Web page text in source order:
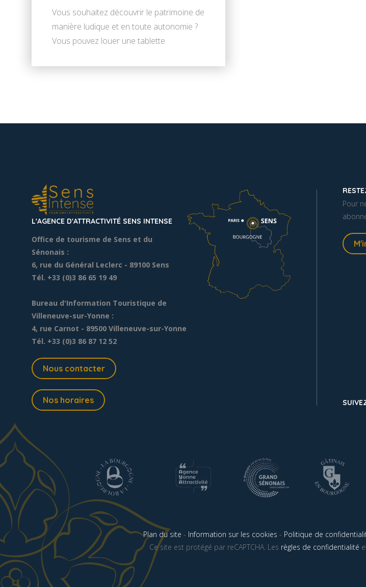
Vous souhaitez découvrir le patrimoine de
manière ludique et en toute autonomie ?
Vous pouvez louer une tablette
Villeneuve-sur-Yonne grâce à nos 7
enrichies en commentaires audio et
L'AGENCE D'ATTRACTIVITÉ SENS INTENSE
Office de tourisme de Sens et du
Sénonais :
6, rue du Général Leclerc - 89100 Sens
Tél. +33 (0)3 86 65 19 49
Bureau d'Information Touristique de
Villeneuve-sur-Yonne :
4, rue Carnot - 89500 Villeneuve-sur-Yonne
Tél. +33 (0)3 86 87 12 52
Nous contacter
Nos horaires
Pour
Plan du site - Information sur les cookies - Politique de
Ce site est protégé par reCAPTCHA. Les règles de confidentialité